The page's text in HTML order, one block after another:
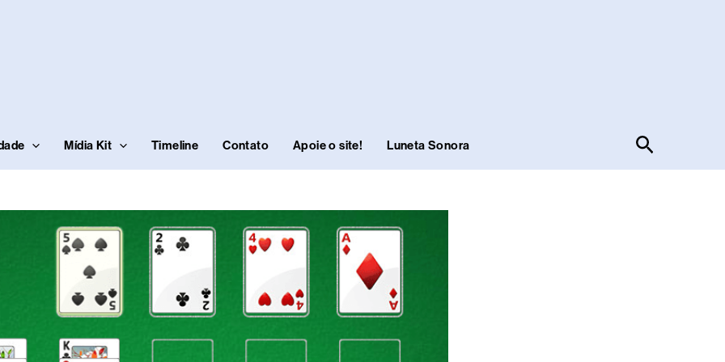
Mídia Kit Timeline Contato Apoie o site! Luneta Sonora Pesquisar